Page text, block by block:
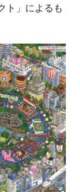
ト」によるも